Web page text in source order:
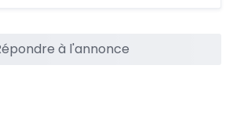
à l'annonce